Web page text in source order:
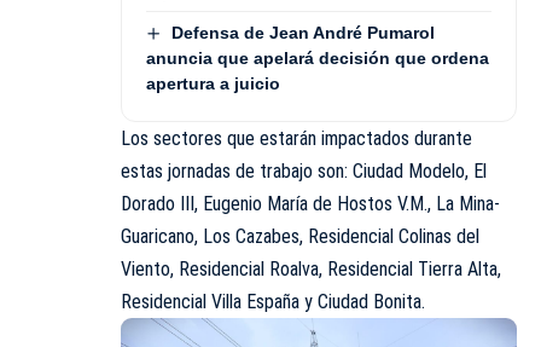
Defensa de Jean André Pumarol
anuncia que apelará decisión que ordena
apertura a juicio
Los sectores que estarán impactados durante
estas jornadas de trabajo son: Ciudad Modelo, El
Dorado III, Eugenio María de Hostos V.M., La Mina-
Guaricano, Los Cazabes, Residencial Colinas del
Viento, Residencial Roalva, Residencial Tierra Alta,
Residencial Villa España y Ciudad Bonita.